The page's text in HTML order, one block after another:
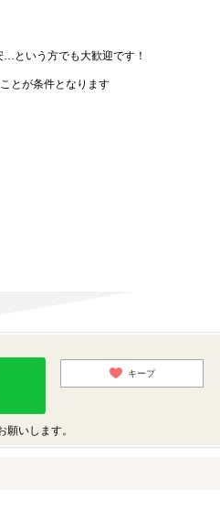
という方でも大歓迎です！
とが条件となります
キープ
いします。